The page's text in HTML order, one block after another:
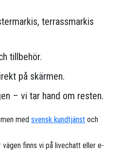
terrassmarkis
tillbehör.
på skärmen.
– vi tar hand om resten.
men medsvensk kundtjänst och
vägen finns vi på livechatt eller e-